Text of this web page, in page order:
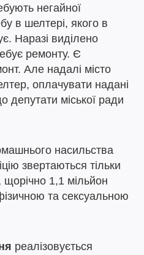
негайної
в шелтері, якого в
Наразі виділено
ремонту. Є
Але надалі місто
оплачувати надані
депутати міської ради
насильства
звертаються тільки
1,1 мільйон
та сексуальною
реалізовується